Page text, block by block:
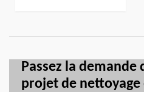
Passez la demande
projet de